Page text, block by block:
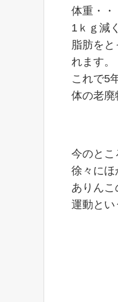
体重・・
1ｋｇ減
脂肪を
れます。
これで5
体の老廃
今のとこ
徐々にほ
ありんこ
運動とい